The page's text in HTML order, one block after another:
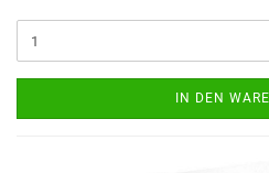
IN DEN